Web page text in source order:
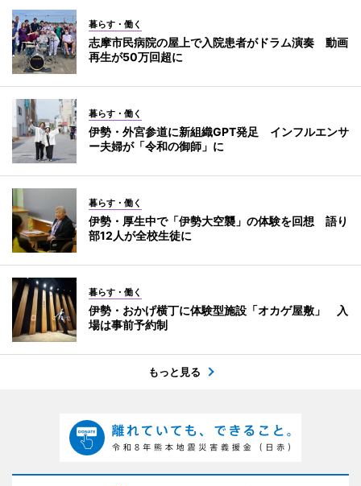
暮らす・働く
志摩市民病院の屋上で入院患者がドラム演奏 動画
再生が50万回超に
暮らす・働く
伊勢・外宮参道に新組織GPT発足 インフルエンサ
ー夫婦が「令和の御師」に
暮らす・働く
伊勢・厚生中で「伊勢大空襲」の体験を回想 語り
部12人が全校生徒に
暮らす・働く
伊勢・おかげ横丁に体験型施設「オカゲ屋敷」 入
場は事前予約制
もっと見る